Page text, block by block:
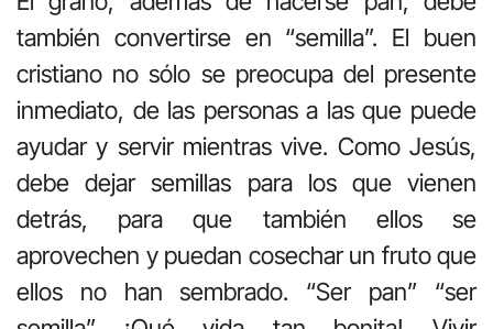
también convertirse en “semilla”. El buen
cristiano no sólo se preocupa del presente
inmediato, de las personas a las que puede
ayudar y servir mientras vive. Como Jesús,
debe dejar semillas para los que vienen
detrás, para que también ellos se
aprovechen y puedan cosechar un fruto que
ellos no han sembrado. “Ser pan” “ser